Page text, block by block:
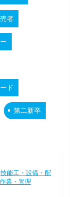
者
ド
第二新卒
技能工・設備・配
業・管理